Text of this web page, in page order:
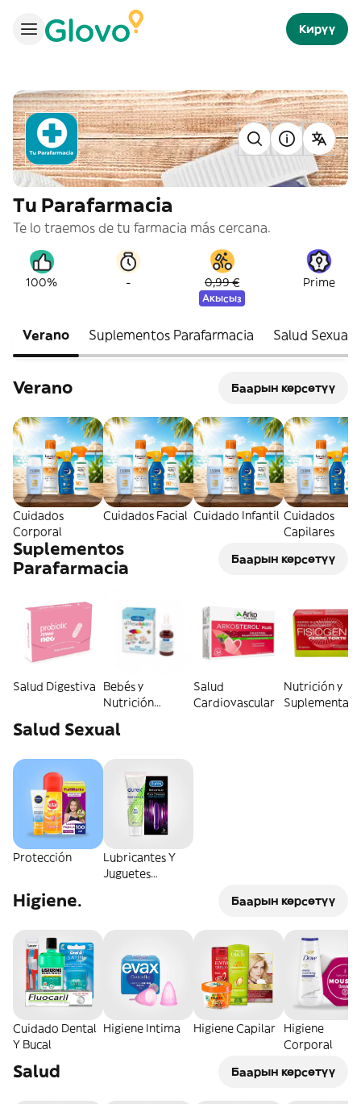
Кирүү
Tu Parafarmacia
Te lo traemos de tu farmacia más cercana.
100% - 0,99 €
Акысыз
Prime
Verano Suplementos Parafarmacia Salud Sexual
Verano Баарын көрсөтүү
Cuidados
Corporal
Cuidados Facial Cuidado Infantil Cuidados
Capilares
Suplementos
Parafarmacia
Баарын көрсөтүү
Salud Digestiva
Bebés y
Nutrición
Salud
Cardiovascular
Nutrición y
Salud Sexual
Protección
Lubricantes Y
Juguetes
Higiene. Баарын көрсөтүү
Cuidado Dental
Y Bucal
Higiene Intima Higiene Capilar
Higiene
Corporal
Salud Баарын көрсөтүү